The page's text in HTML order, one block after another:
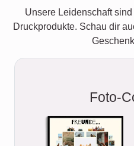
Unsere Leidenschaft
Druckprodukte. Schau dir
Foto-